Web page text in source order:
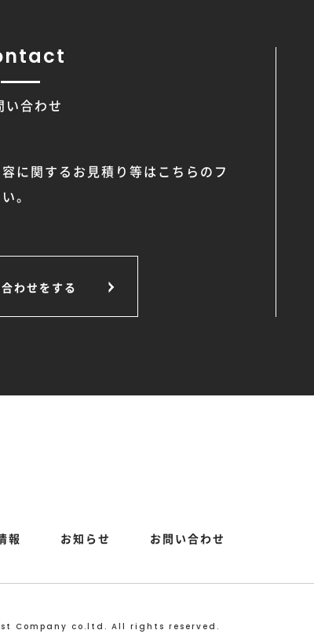
い合わせ
に関するお見積り等はこちらのフ
。
わせをする
報 お知らせ お問い合わせ
Company co.ltd. All rights reserved.